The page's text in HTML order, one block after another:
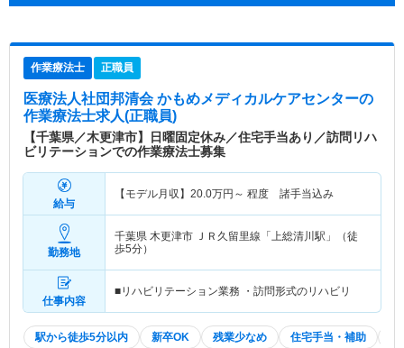
作業療法士 正職員
医療法人社団邦清会 かもめメディカルケアセンターの
作業療法士求人(正職員)
【千葉県／木更津市】日曜固定休み／住宅手当あり／訪問リハ
ビリテーションでの作業療法士募集
給与
【モデル月収】 20.0万円～ 程度 諸手当込み
勤務地
千葉県 木更津市 ＪＲ久留里線「上総清川駅」（徒
歩5分）
仕事内容
■リハビリテーション業務 ・訪問形式のリハビリ
駅から徒歩5分以内 新卒OK 残業少なめ 住宅手当・補助